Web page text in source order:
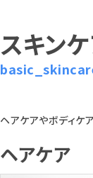
スキン
ヘアケアやボディケ
ヘアケア